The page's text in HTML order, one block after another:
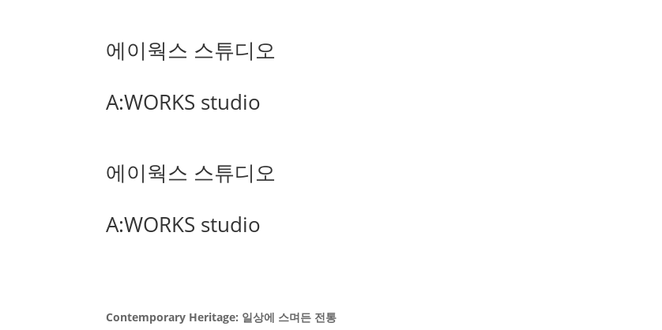
에이웍스 스튜디오
A:WORKS studio
에이웍스 스튜디오
A:WORKS studio
Contemporary Heritage: 일상에 스며든 전통